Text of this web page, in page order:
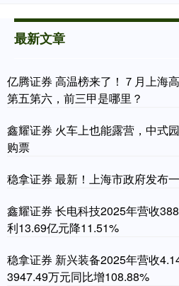
最新文章
亿腾证券 高温榜来了！７月上海
第五第六，前三甲是哪里？
鑫耀证券 火车上也能露营，中式
购票
稳拿证券 最新！上海市政府发布
鑫耀证券 长电科技2025年营收
利13.69亿元降11.51%
稳拿证券 新兴装备2025年营收
3947.49万元同比增108.88%